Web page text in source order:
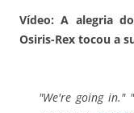
Vídeo: A alegria
Osiris-Rex tocou a
"We're going in."